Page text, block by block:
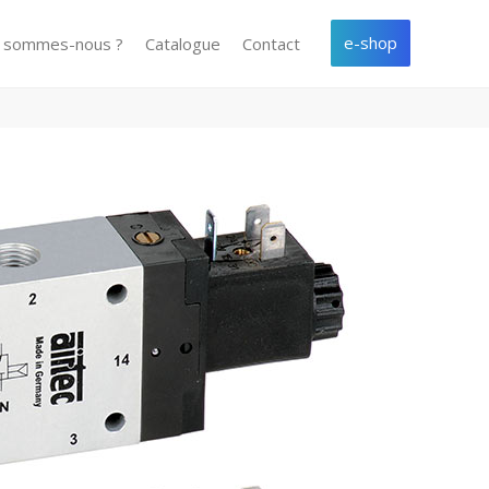
sommes-nous ? Catalogue Contact e-shop